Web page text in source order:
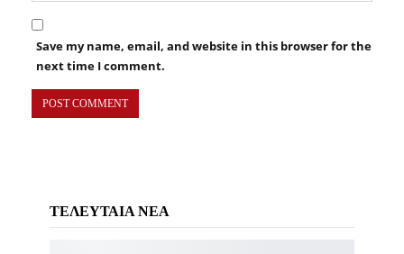
Save my name, email, and website in this browser for the
next time I comment.
ΤΕΛΕΥΤΑΙΑ ΝΕΑ